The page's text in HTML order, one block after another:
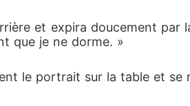
et expira doucement
que je ne dorme. »
le portrait sur la table et